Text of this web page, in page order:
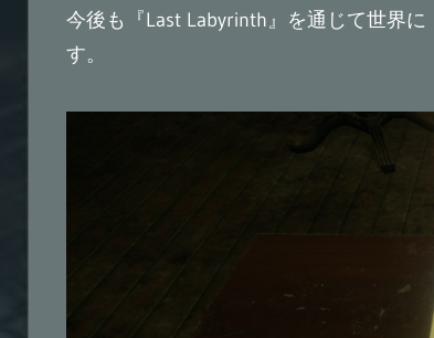
今後も『Last Labyrinth』を通じて世界
す。